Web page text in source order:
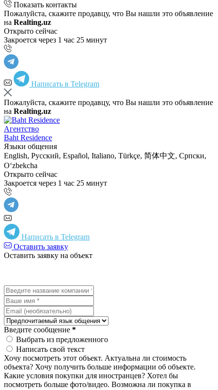
Показать контакты
Пожалуйста, скажите продавцу, что Вы нашли это объявление
на Realting.uz
Открыто сейчас
Закроется через 1 час 25 минут
Написать в Telegram
Пожалуйста, скажите продавцу, что Вы нашли это объявление
на Realting.uz
Агентство
Baht Residence
Языки общения
English, Русский, Español, Italiano, Türkçe, 简体中文, Српски,
Oʻzbekcha
Открыто сейчас
Закроется через 1 час 25 минут
Написать в Telegram
Оставить заявку
Оставить заявку на объект
Введите сообщение *
Выбрать из предложенного
Написать свой текст
Хочу посмотреть этот объект. Актуальна ли стоимость
объекта? Хочу получить больше информации об объекте.
Какие условия покупки для иностранцев? Хотел бы
посмотреть больше фото/видео. Возможна ли покупка в